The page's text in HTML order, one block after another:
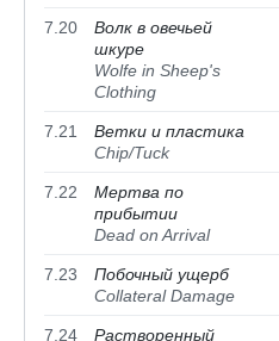
7.20
Волк в овечьей
шкуре
Wolfe in Sheep's
Clothing
7.21
Ветки и пластика
Chip/Tuck
7.22
Мертва по
прибытии
Dead on Arrival
7.23
Побочный ущерб
Collateral Damage
7.24
Растворенный